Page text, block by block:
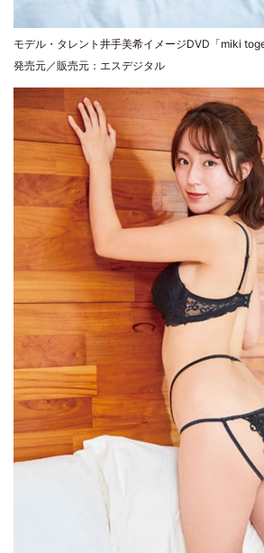
モデル・タレント井手美希イメージDVD「miki
発売元／販売元：エスデジタル